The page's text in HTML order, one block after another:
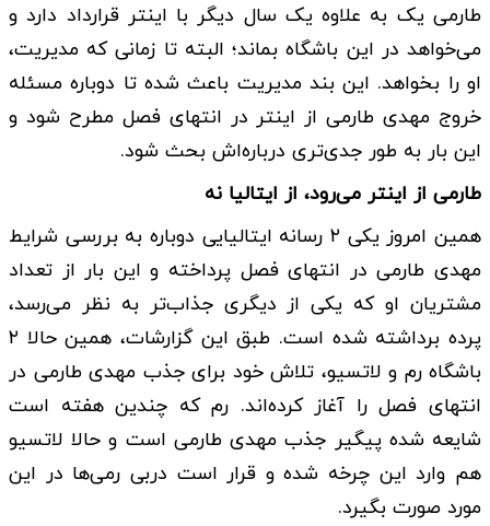
طارمی یک به علاوه یک سال دیگر با اینتر قرارداد دارد و
می‌خواهد در این باشگاه بماند؛ البته تا زمانی که مدیریت،
او را بخواهد. این بند مدیریت باعث شده تا دوباره مسئله
خروج مهدی طارمی از اینتر در انتهای فصل مطرح شود و
این بار به طور جدی‌تری درباره‌اش بحث شود.
طارمی از اینتر می‌رود، از ایتالیا نه
همین امروز یکی ۲ رسانه ایتالیایی دوباره به بررسی شرایط
مهدی طارمی در انتهای فصل پرداخته و این بار از تعداد
مشتریان او که یکی از دیگری جذاب‌تر به نظر می‌رسد،
پرده برداشته شده است. طبق این گزارشات، همین حالا ۲
باشگاه رم و لاتسیو، تلاش خود برای جذب مهدی طارمی در
انتهای فصل را آغاز کرده‌اند. رم که چندین هفته است
شایعه شده پیگیر جذب مهدی طارمی است و حالا لاتسیو
هم وارد این چرخه شده و قرار است دربی رمی‌ها در این
مورد صورت بگیرد.